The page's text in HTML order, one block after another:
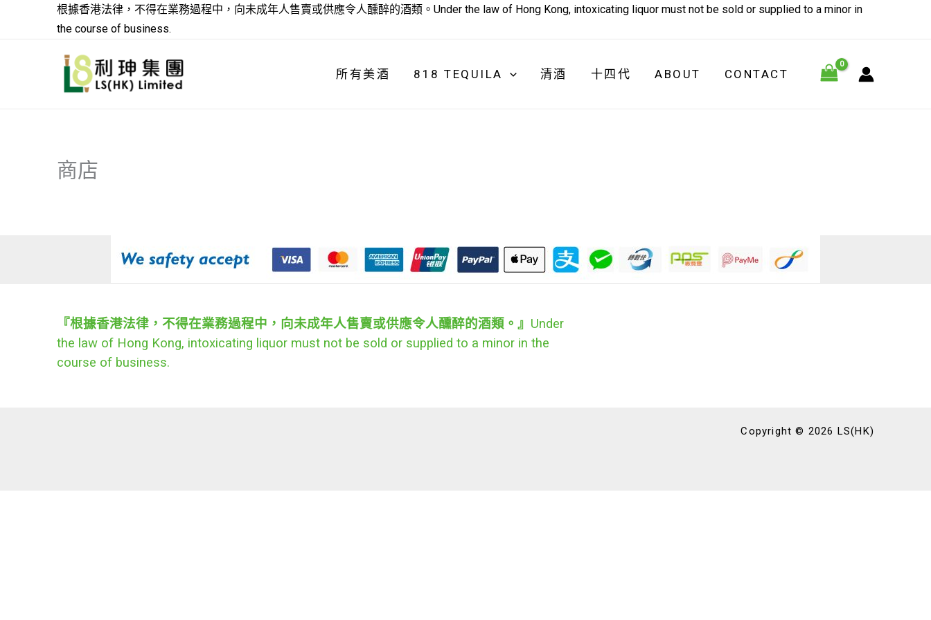
根據香港法律，不得在業務過程中，向未成年人售賣或供應令人醺醉的酒類。Under the law of Hong Kong, intoxicating liquor must not be sold or supplied to a minor in
the course of business.
所有美酒 818 TEQUILA 清酒 十四代 ABOUT CONTACT
商店
『根據香港法律，不得在業務過程中，向未成年人售賣或供應令人醺醉的酒類。』 Under
the law of Hong Kong, intoxicating liquor must not be sold or supplied to a minor in the
course of business.
Copyright © 2026 LS(HK)